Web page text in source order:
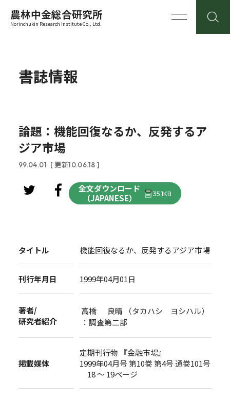
農林中金総合研究所
Norinchukin Research Institute Co., Ltd.
書誌情報
論題：機能回復なるか、反発するア
ジア市場
99.04.01 [ 更新10.06.18 ]
全文ダウンロード
（JAPANESE）
35.1KB
タイトル 機能回復なるか、反発するアジア市場
刊行年月日 1999年04月01日
著者/
研究者紹介
高橋 良晴 （タカハシ ヨシハル）
：調査第二部
掲載媒体
定期刊行物 『金融市場』
1999年04月号 第10巻 第4号 通巻101号
18 ～ 19ページ